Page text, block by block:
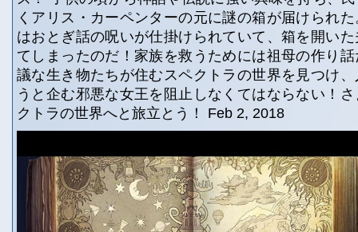
くアリス・カーペンターの元に謎の箱が届けられ
はおとぎ話の呪いが仕掛けられていて、箱を開い
てしまったのだ！家族を救うためには祖母の作り
議な生き物たちが住むスペクトラの世界を見つけ
うと企む邪悪な女王を阻止しなくてはならない！
クトラの世界へと旅立とう！ Feb 2, 2018